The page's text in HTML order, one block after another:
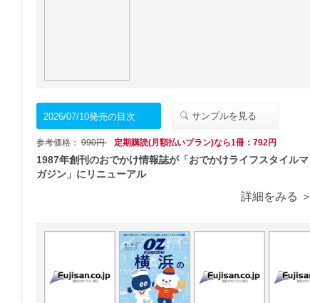
2026/07/10発売の目次 サンプルを見る
参考価格： 990円 定期購読(月額払いプラン)なら1冊：792円
1987年創刊のおでかけ情報誌が「おでかけライフスタイルマ
ガジン」にリニューアル
詳細をみる ＞